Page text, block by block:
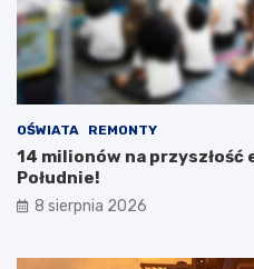
OŚWIATA REMONTY
14 milionów na przyszłość
Południe!
8 sierpnia 2026